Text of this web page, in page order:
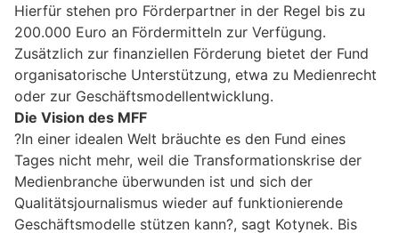
Hierfür stehen pro Förderpartner in der Regel bis zu
200.000 Euro an Fördermitteln zur Verfügung.
Zusätzlich zur finanziellen Förderung bietet der Fund
organisatorische Unterstützung, etwa zu Medienrecht
oder zur Geschäftsmodellentwicklung.
Die Vision des MFF
?In einer idealen Welt bräuchte es den Fund eines
Tages nicht mehr, weil die Transformationskrise der
Medienbranche überwunden ist und sich der
Qualitätsjournalismus wieder auf funktionierende
Geschäftsmodelle stützen kann?, sagt Kotynek. Bis